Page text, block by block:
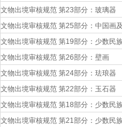
文物出境审核规范 第23部分：玻璃器
文物出境审核规范 第25部分：中国画
文物出境审核规范 第19部分：少数民
文物出境审核规范 第26部分：壁画
文物出境审核规范 第24部分：珐琅器
文物出境审核规范 第22部分：玉石器
文物出境审核规范 第18部分：少数民
文物出境审核规范 第21部分：少数民